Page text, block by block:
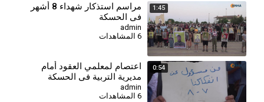
1:45
⁣مراسم استذكار شهداء 8 أشهر
في الحسكة
admin
6 المشاهدات
0:54
اعتصام لمعلمي العقود أمام
مديرية التربية في الحسكة
للمطالبة بالتثبيت وصرف
مستحقاتهم
admin
6 المشاهدات